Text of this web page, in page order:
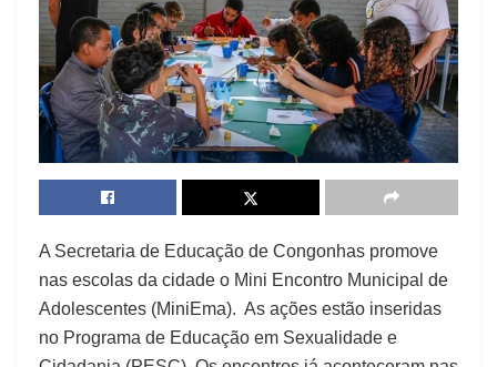
A Secretaria de Educação de Congonhas promove
nas escolas da cidade o Mini Encontro Municipal de
Adolescentes (MiniEma). As ações estão inseridas
no Programa de Educação em Sexualidade e